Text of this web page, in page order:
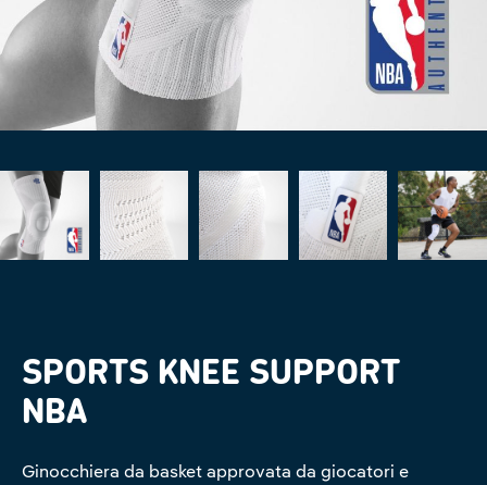
SPORTS KNEE SUPPORT
NBA
Ginocchiera da basket approvata da giocatori e